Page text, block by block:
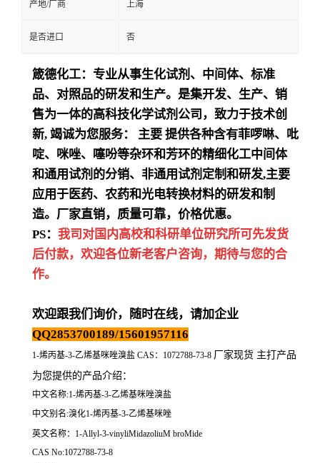
产地/厂商 上海
是否进口 否
箴德化工：专业从事生化试剂、中间体、标准
品、对照品的研发和生产。是集开发、生产、销
售为一体的高科技化学试剂公司，致力于技术创
新, 竭诚为您服务： 主要 提供各种含有菲啰啉、吡
啶、咪唑、噻吩等杂环和芳环的精细化工中间体
和通用试剂的分销、非通用试剂定制和研发,主要
应用于医药、农药和光电转换材料的研发和制
造。厂家直销，质量可靠，价格优惠。
PS： 我司对国内高校和科研单位研究所可先发货
后付款，欢迎各位新老客户咨询，期待与您的合
作。
欢迎跟我们询价，随时在线，请加企业
QQ2853700189/15601957116
1-烯丙基-3-乙烯基咪唑溴盐 CAS：1072788-73-8 厂家现货 主打产品
为您提供的产品介绍 ：
中文名称:1-烯丙基-3-乙烯基咪唑溴盐
中文别名:溴化1-烯丙基-3-乙烯基咪唑
英文名称：1-Allyl-3-vinyliMidazoliuM broMide
CAS No:1072788-73-8